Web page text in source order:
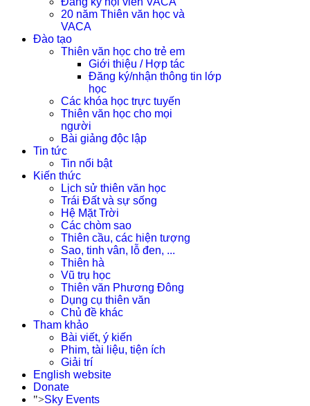
20 năm Thiên văn học và
VACA
Đào tạo
Thiên văn học cho trẻ em
Giới thiệu / Hợp tác
Đăng ký/nhận thông tin lớp
học
Các khóa học trực tuyến
Thiên văn học cho mọi
người
Bài giảng độc lập
Tin tức
Tin nổi bật
Kiến thức
Lịch sử thiên văn học
Trái Đất và sự sống
Hệ Mặt Trời
Các chòm sao
Thiên cầu, các hiện tượng
Sao, tinh vân, lỗ đen, ...
Thiên hà
Vũ trụ học
Thiên văn Phương Đông
Dụng cụ thiên văn
Chủ đề khác
Tham khảo
Bài viết, ý kiến
Phim, tài liệu, tiện ích
Giải trí
English website
Donate
">Sky Events